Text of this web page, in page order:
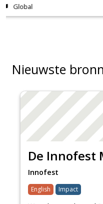
Nieuwste
De Innofest
Innofest
English Impact